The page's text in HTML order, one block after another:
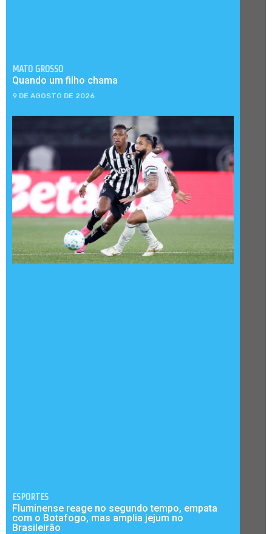
MATO GROSSO
Quando um filho chama
9 DE AGOSTO DE 2026
ESPORTES
Fluminense reage no segundo tempo, empata
com o Botafogo, mas amplia jejum no
Brasileirão